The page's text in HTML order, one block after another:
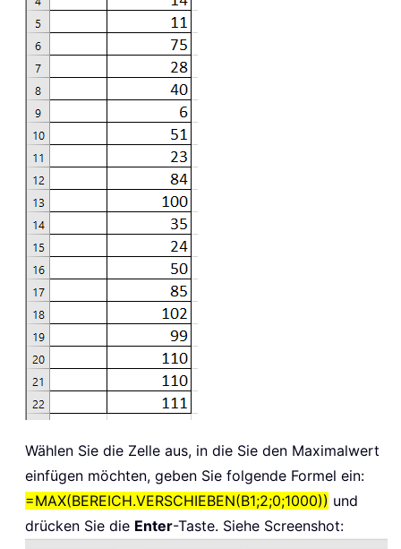
Wählen Sie die Zelle aus, in die Sie den Maximalwert
einfügen möchten, geben Sie folgende Formel ein:
=MAX(BEREICH.VERSCHIEBEN(B1;2;0;1000)) und
drücken Sie die Enter-Taste. Siehe Screenshot: